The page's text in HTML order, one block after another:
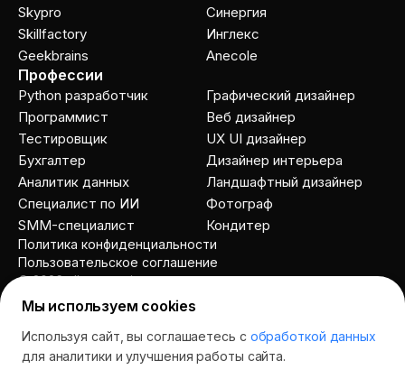
Skypro
Skillfactory
Geekbrains
Cинергия
Инглекс
Anecole
Профессии
Python разработчик
Программист
Тестировщик
Бухгалтер
Аналитик данных
Специалист по ИИ
SMM-специалист
Графический дизайнер
Веб дизайнер
UX UI дизайнер
Дизайнер интерьера
Ландшафтный дизайнер
Фотограф
Кондитер
© 2026 allcourses.io
Пользовательское соглашение
Политика конфиденциальности
Мы используем cookies
Используя сайт, вы соглашаетесь с обработкой данных
для аналитики и улучшения работы сайта.